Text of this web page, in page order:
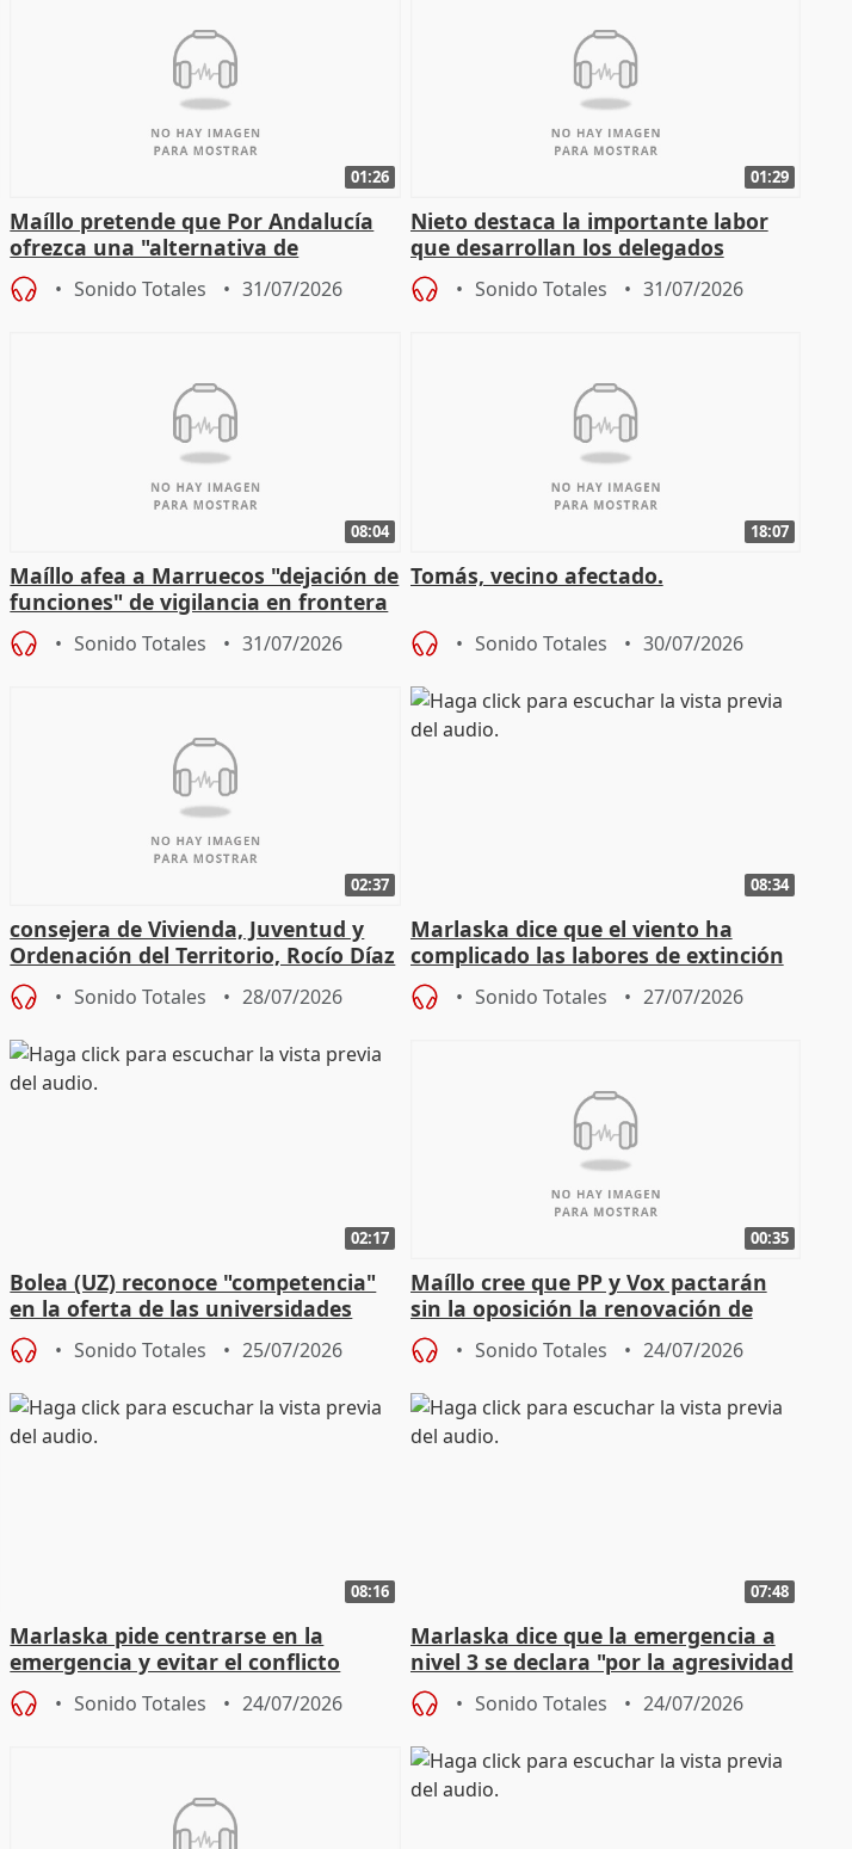
01:26
Maíllo pretende que Por Andalucía
ofrezca una "alternativa de
gobierno" con su labor de oposición
Sonido Totales 31/07/2026
01:29
Nieto destaca la importante labor
que desarrollan los delegados
territoriales de la Junta
Sonido Totales 31/07/2026
08:04
Maíllo afea a Marruecos "dejación de
funciones" de vigilancia en frontera
con Ceuta
Sonido Totales 31/07/2026
18:07
Tomás, vecino afectado.
Sonido Totales 30/07/2026
02:37
consejera de Vivienda, Juventud y
Ordenación del Territorio, Rocío Díaz
Sonido Totales 28/07/2026
08:34
Marlaska dice que el viento ha
complicado las labores de extinción
durante la madrugada
Sonido Totales 27/07/2026
02:17
Bolea (UZ) reconoce "competencia"
en la oferta de las universidades
privadas
Sonido Totales 25/07/2026
00:35
Maíllo cree que PP y Vox pactarán
sin la oposición la renovación de
órganos como el Defensor
Sonido Totales 24/07/2026
08:16
Marlaska pide centrarse en la
emergencia y evitar el conflicto
político
Sonido Totales 24/07/2026
07:48
Marlaska dice que la emergencia a
nivel 3 se declara "por la agresividad
de los incendios"
Sonido Totales 24/07/2026